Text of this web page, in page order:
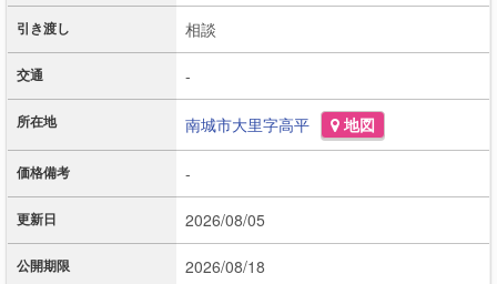
引き渡し 相談
交通 -
所在地 南城市大里字高平 地図
価格備考 -
更新日 2026/08/05
公開期限 2026/08/18